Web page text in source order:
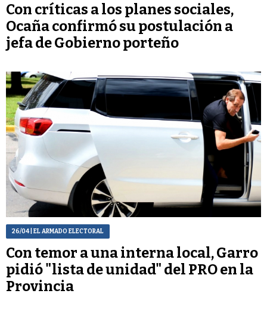
Con críticas a los planes sociales,
Ocaña confirmó su postulación a
jefa de Gobierno porteño
26/04| EL ARMADO ELECTORAL
Con temor a una interna local, Garro
pidió "lista de unidad" del PRO en la
Provincia